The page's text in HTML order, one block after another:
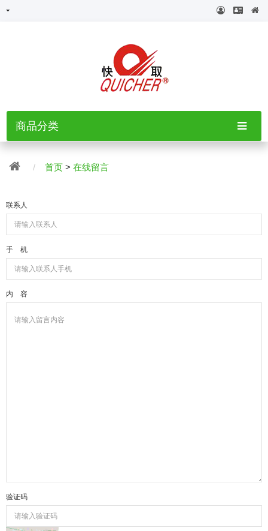
商品分类
首页 > 在线留言
联系人
手 机
内 容
验证码